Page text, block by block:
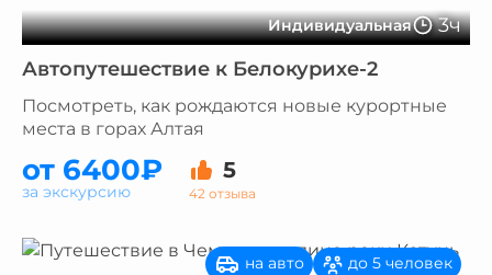
Индивидуальная 3ч
Автопутешествие к Белокурихе-2
Посмотреть, как рождаются новые курортные
места в горах Алтая
от 6400₽ 5
42 отзыва
за экскурсию
на авто до 5 человек